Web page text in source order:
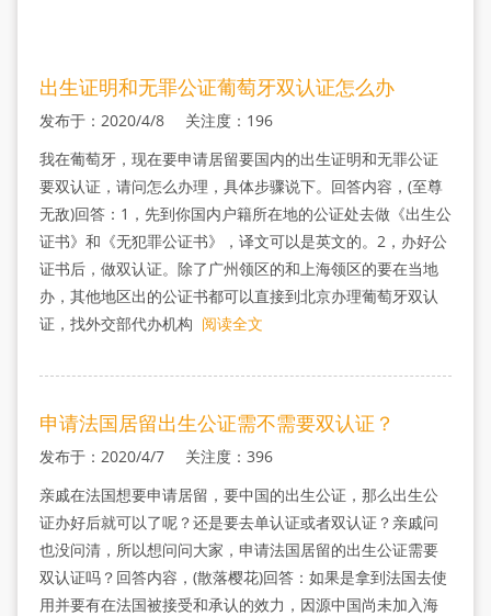
出生证明和无罪公证葡萄牙双认证怎么办
发布于：2020/4/8 关注度：196
我在葡萄牙，现在要申请居留要国内的出生证明和无罪公证
要双认证，请问怎么办理，具体步骤说下。回答内容，(至尊
无敌)回答：1，先到你国内户籍所在地的公证处去做《出生公
证书》和《无犯罪公证书》，译文可以是英文的。2，办好公
证书后，做双认证。除了广州领区的和上海领区的要在当地
办，其他地区出的公证书都可以直接到北京办理葡萄牙双认
证，找外交部代办机构 阅读全文
申请法国居留出生公证需不需要双认证？
发布于：2020/4/7 关注度：396
亲戚在法国想要申请居留，要中国的出生公证，那么出生公
证办好后就可以了呢？还是要去单认证或者双认证？亲戚问
也没问清，所以想问问大家，申请法国居留的出生公证需要
双认证吗？回答内容，(散落樱花)回答：如果是拿到法国去使
用并要有在法国被接受和承认的效力，因源中国尚未加入海